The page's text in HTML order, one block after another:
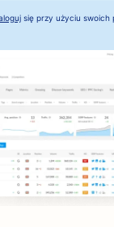
motoryzacyjnych
fryzjerskich
BBQ
się przy użyciu swoich